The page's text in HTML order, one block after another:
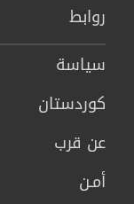
روابط
سیاسة
كوردستان
عن قرب
أمـن